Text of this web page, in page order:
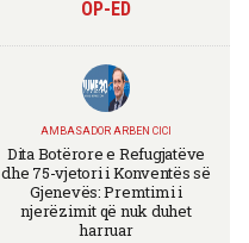
OP-ED
AMBASADOR ARBEN CICI
Dita Botërore e Refugjatëve
dhe 75-vjetori i Konventës së
Gjenevës: Premtimi i
njerëzimit që nuk duhet
harruar